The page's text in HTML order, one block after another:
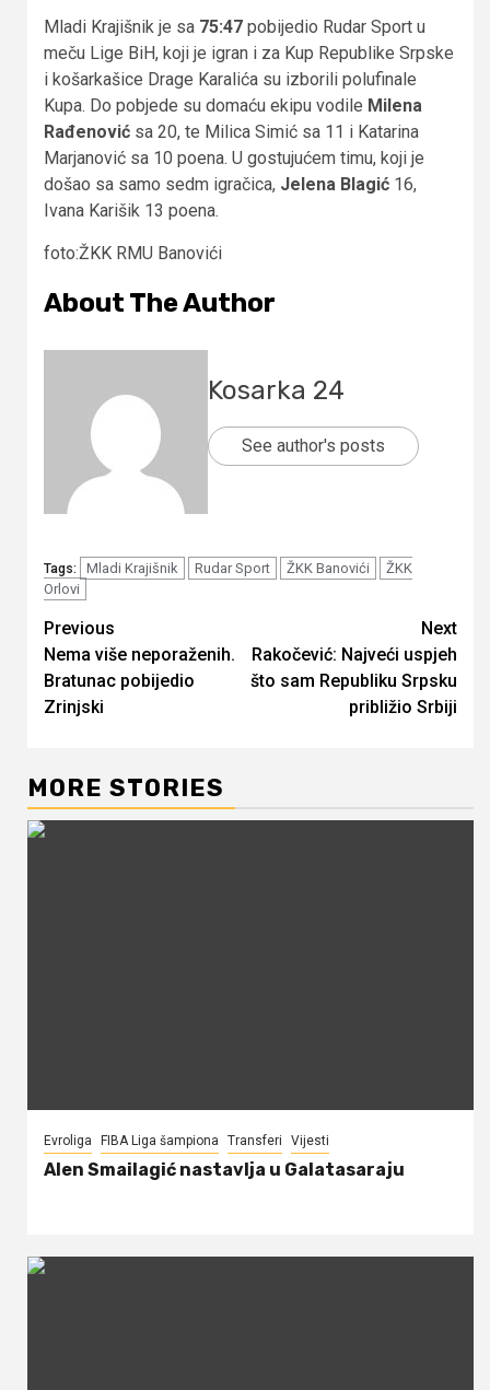
Mladi Krajišnik je sa 75:47 pobijedio Rudar Sport u
meču Lige BiH, koji je igran i za Kup Republike Srpske
i košarkašice Drage Karalića su izborili polufinale
Kupa. Do pobjede su domaću ekipu vodile Milena
Rađenović sa 20, te Milica Simić sa 11 i Katarina
Marjanović sa 10 poena. U gostujućem timu, koji je
došao sa samo sedm igračica, Jelena Blagić 16,
Ivana Karišik 13 poena.
foto:ŽKK RMU Banovići
About The Author
Kosarka 24
See author's posts
Tags: Mladi Krajišnik Rudar Sport ŽKK Banovići
ŽKK
Orlovi
Continue
Reading
Previous
Nema više neporaženih.
Bratunac pobijedio
Zrinjski
Next
Rakočević: Najveći uspjeh
što sam Republiku Srpsku
približio Srbiji
MORE STORIES
Evroliga FIBA Liga šampiona Transferi Vijesti
Alen Smailagić nastavlja u Galatasaraju